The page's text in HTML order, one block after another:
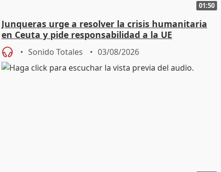
01:50
Junqueras urge a resolver la crisis humanitaria
en Ceuta y pide responsabilidad a la UE
Sonido Totales 03/08/2026